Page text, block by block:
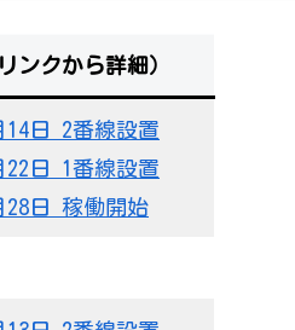
ンクから詳細）
14日 2番線設置
22日 1番線設置
28日 稼働開始